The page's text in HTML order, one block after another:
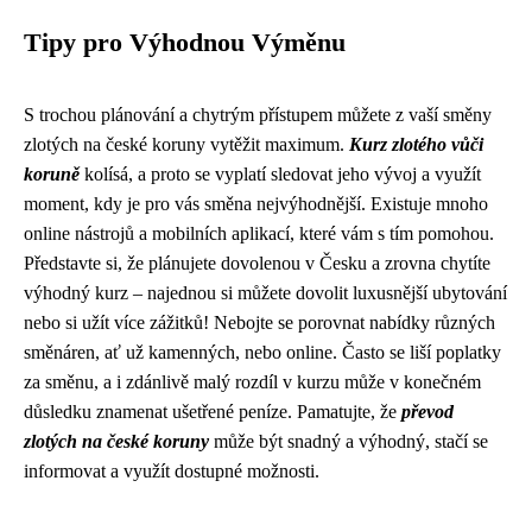
Tipy pro Výhodnou Výměnu
S trochou plánování a chytrým přístupem můžete z vaší směny
zlotých na české koruny vytěžit maximum. Kurz zlotého vůči
koruněkolísá, a proto se vyplatí sledovat jeho vývoj a využít
moment, kdy je pro vás směna nejvýhodnější. Existuje mnoho
online nástrojů a mobilních aplikací, které vám s tím pomohou.
Představte si, že plánujete dovolenou v Česku a zrovna chytíte
výhodný kurz – najednou si můžete dovolit luxusnější ubytování
nebo si užít více zážitků! Nebojte se porovnat nabídky různých
směnáren, ať už kamenných, nebo online. Často se liší poplatky
za směnu, a i zdánlivě malý rozdíl v kurzu může v konečném
důsledku znamenat ušetřené peníze. Pamatujte, že převod
zlotých na české koruny může být snadný a výhodný, stačí se
informovat a využít dostupné možnosti.